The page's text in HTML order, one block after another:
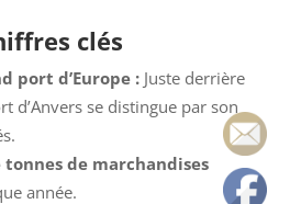
clés
port d’Europe :Juste derrière
d’Anvers se distingue par son
de marchandises
année.